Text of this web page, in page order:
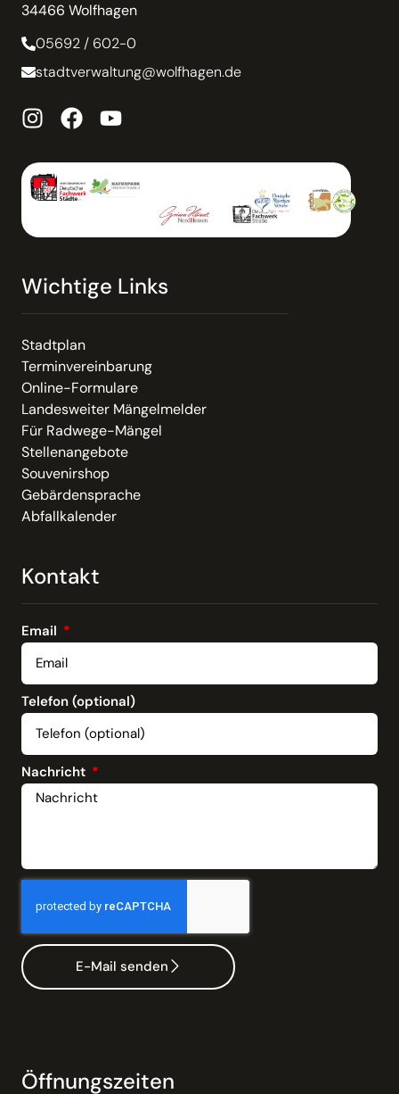
34466 Wolfhagen
05692 / 602-0
stadtverwaltung@wolfhagen.de
Wichtige Links
Stadtplan
Terminvereinbarung
Online-Formulare
Landesweiter Mängelmelder
Für Radwege-Mängel
Stellenangebote
Souvenirshop
Gebärdensprache
Abfallkalender
Kontakt
Email
Telefon (optional)
Nachricht
E-Mail senden
Öffnungszeiten